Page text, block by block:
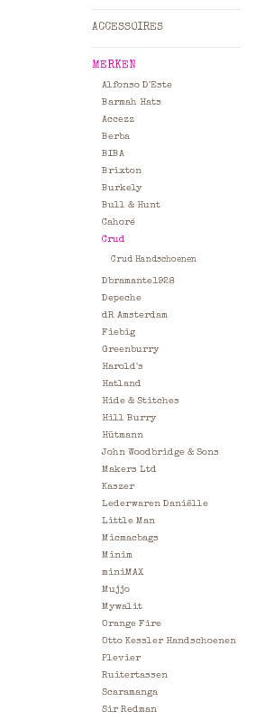
ACCESSOIRES
MERKEN
Alfonso D'Este
Barmah Hats
Accezz
Berba
BIBA
Brixton
Burkely
Bull & Hunt
Cahoré
Crud
Crud Handschoenen
Dbramante1928
Depeche
dR Amsterdam
Fiebig
Greenburry
Harold's
Hatland
Hide & Stitches
Hill Burry
Hütmann
John Woodbridge & Sons
Makers Ltd
Kaszer
Lederwaren Daniëlle
Little Man
Micmacbags
Minim
miniMAX
Mujjo
Mywalit
Orange Fire
Otto Kessler Handschoenen
Plevier
Ruitertassen
Scaramanga
Sir Redman